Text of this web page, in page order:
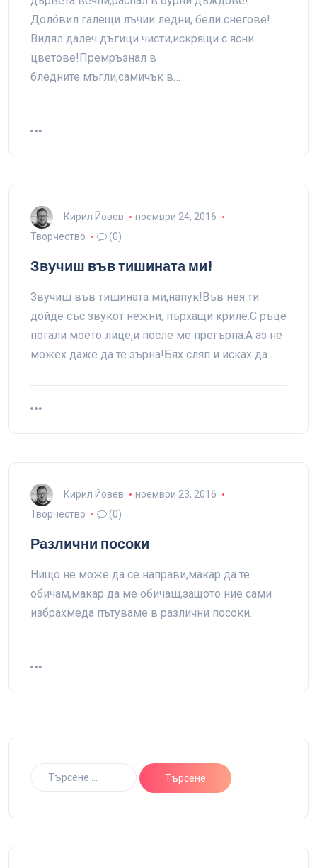
Долóвил галещи лъчии ледни, бели снегове!
Видял далеч дъгици чисти,искрящи с ясни
цветове!Премръзнал в
бледните мъгли,самичък в…
Кирил Йовев
ноември 24, 2016
Творчество
(0)
Звучиш във тишината ми!
Звучиш във тишината ми,напук!Във нея ти
дойде със звукот нежни, пърхащи криле.С ръце
погали моето лице,и после ме прегърна.А аз не
можех даже да те зърна!Бях сляп и исках да…
Кирил Йовев
ноември 23, 2016
Творчество
(0)
Различни посоки
Нищо не може да се направи,макар да те
обичам,макар да ме обичаш,защото ние сами
избрахмеда пътуваме в различни посоки.